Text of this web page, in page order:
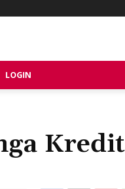
LOGIN
Kredit